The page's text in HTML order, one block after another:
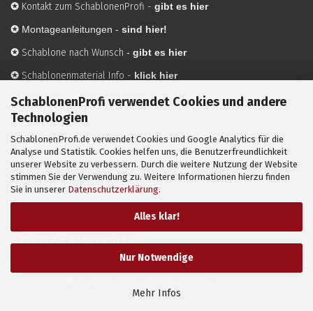
SchablonenProfi verwendet Cookies und andere
Technologien
SchablonenProfi.de verwendet Cookies und Google Analytics für die
Analyse und Statistik. Cookies helfen uns, die Benutzerfreundlichkeit
unserer Website zu verbessern. Durch die weitere Nutzung der Website
stimmen Sie der Verwendung zu. Weitere Informationen hierzu finden
Sie in unserer Datenschutzerklärung.
Alles klar!
Nur Notwendige
Mehr Infos
✪ Kontakt zum SchablonenProfi - gibt es hier
✪ Montageanleitungen - sind hier!
✪ Schablone nach Wunsch - gibt es hier
✪ Schablonenmaterial Info - klick hier
✪Hersteller-hier mehr Infos
Mit ✪ gekennzeichnete Bilder sind KI-generierte
Anwendungsbeispiele zur Visualisierung der Motive.
© SchablonenProfi.de2026